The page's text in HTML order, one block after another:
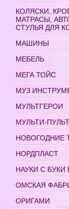
КОЛЯСКИ,
МАТРАСЫ,
СТУЛЬЯ ДЛЯ
МАШИНЫ
МЕБЕЛЬ
МЕГА ТОЙС
МУЗ
МУЛЬТГЕРОИ
МУЛЬТИ-
НОВОГОДНИЕ
НОРДПЛАСТ
НАУКИ С БУКИ
ОМСКАЯ
ОРИГАМИ